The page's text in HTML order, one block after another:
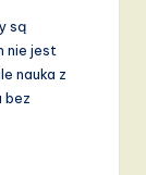
są
nie jest
nauka z
bez